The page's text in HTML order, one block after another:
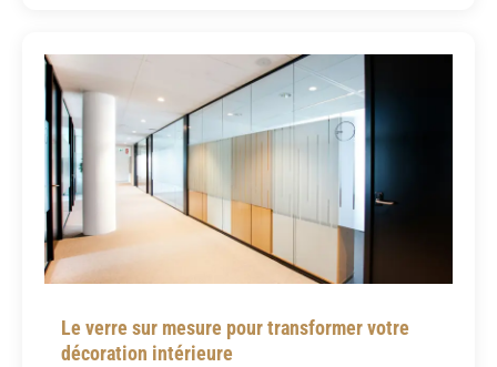
Le verre sur mesure pour transformer votre
décoration intérieure